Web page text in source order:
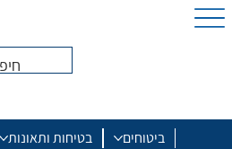
ביטוחים בטיחות ותאונות